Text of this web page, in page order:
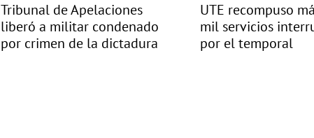
Tribunal de Apelaciones
liberó a militar condenado
por crimen de la dictadura
UTE recompuso
mil servicios
por el temporal